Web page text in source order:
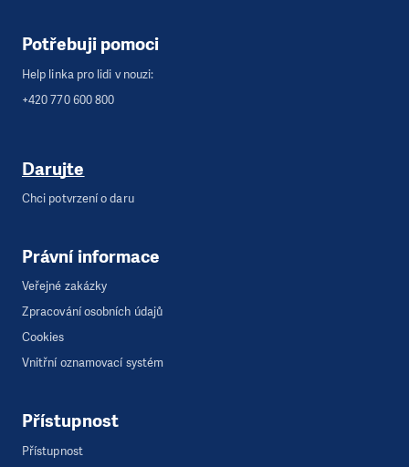
Potřebuji pomoci
Help linka pro lidi v nouzi:
+420 770 600 800
Darujte
Chci potvrzení o daru
Právní informace
Veřejné zakázky
Zpracování osobních údajů
Cookies
Vnitřní oznamovací systém
Přístupnost
Přístupnost